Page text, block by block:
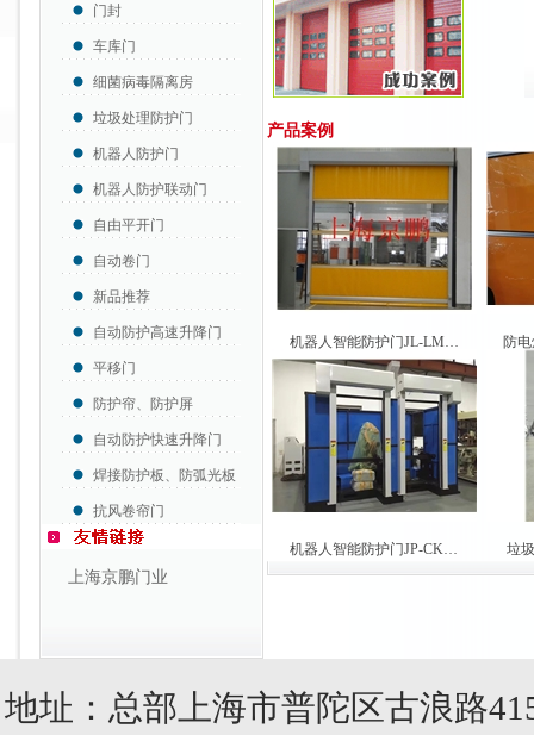
门封
车库门
细菌病毒隔离房
垃圾处理防护门
机器人防护门
机器人防护联动门
自由平开门
自动卷门
新品推荐
自动防护高速升降门
平移门
防护帘、防护屏
自动防护快速升降门
焊接防护板、防弧光板
抗风卷帘门
上海京鹏门业
产品案例
机器人智能防护门JL-LM… 防
机器人智能防护门JP-CK… 垃
地址：总部上海市普陀区古浪路